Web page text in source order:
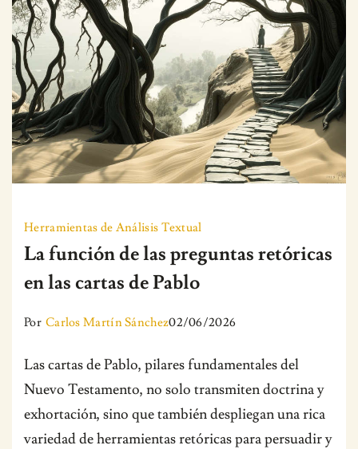
Herramientas de Análisis Textual
La función de las preguntas retóricas
en las cartas de Pablo
Por Carlos Martín Sánchez02/06/2026
Las cartas de Pablo, pilares fundamentales del
Nuevo Testamento, no solo transmiten doctrina y
exhortación, sino que también despliegan una rica
variedad de herramientas retóricas para persuadir y